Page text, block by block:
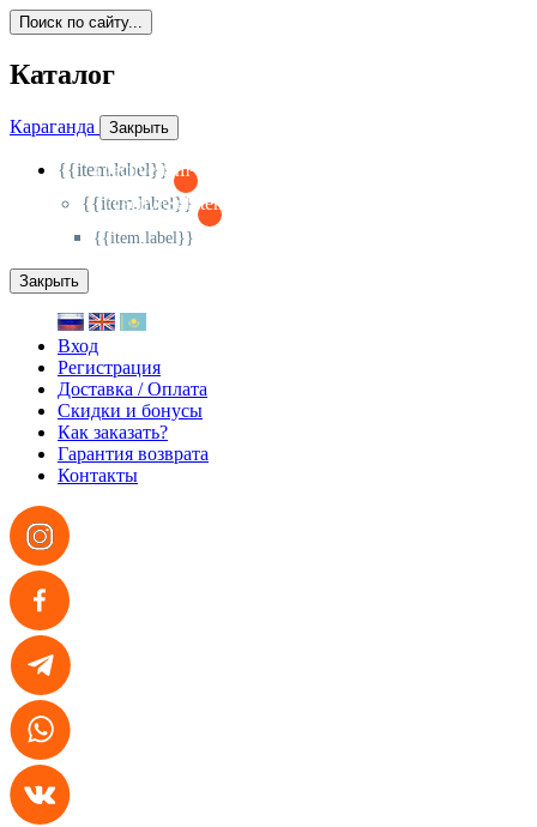
Поиск по сайту...
Каталог
Караганда Закрыть
{{item.label}}
{{activeItem==item.id?'-
{{item.label}}
{{activeSubitem==item.id?'-
{{item.label}}
Закрыть
Вход
Регистрация
Доставка / Оплата
Скидки и бонусы
Как заказать?
Гарантия возврата
Контакты